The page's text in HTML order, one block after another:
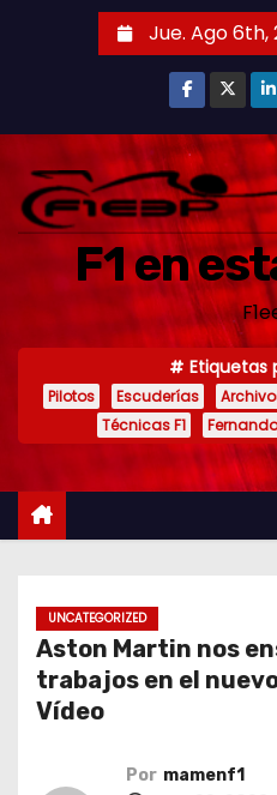
i
Jue. Ago 6th,
F1 en
Etiquetas
Pilotos Escuderías
Técnicas F1
UNCATEGORIZED
Aston Martin nos
trabajos en el
Vídeo
Por mamenf1